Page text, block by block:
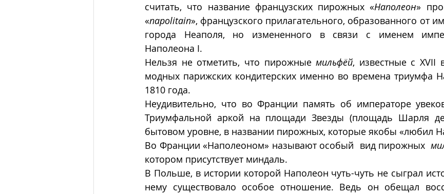
считать, что название французских пирожных «Наполеон»
«napolitain», французского прилагательного, образованного от
города Неаполя, но измененного в связи с именем
Наполеона I.
Нельзя не отметить, что пирожные мильфëй, известные с XVII
модных парижских кондитерских именно во времена триумфа
1810 года.
Неудивительно, что во Франции память об императоре
Триумфальной аркой на площади Звезды (площадь Шарля
бытовом уровне, в названии пирожных, которые якобы «любил
Во Франции «Наполеоном» называют особый  вид пирожных
котором присутствует миндаль.
В Польше, в истории которой Наполеон чуть-чуть не сыграл
нему существовало особое отношение. Ведь он обещал